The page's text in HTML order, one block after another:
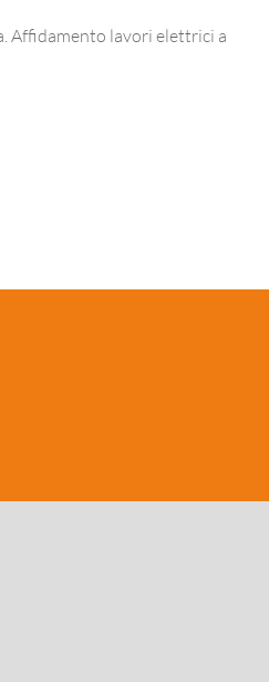
Affidamento lavori elettrici a